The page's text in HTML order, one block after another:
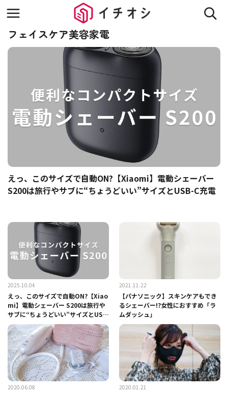
フェイスケア美容家電
えっ、このサイズで自動ON?【Xiaomi】電動シェーバー
S200は旅行やサブに“ちょうどいい”サイズとUSB-C充電
2025.10.04
えっ、このサイズで自動ON?【Xiao
mi】電動シェーバー S200は旅行や
サブに“ちょうどいい”サイズとUSB
-C充電
2021.11.22
【パナソニック】スキンケアもでき
るシェーバー!?女性におすすめ「ラ
ムダッシュ」
2020.06.08 2020.01.21